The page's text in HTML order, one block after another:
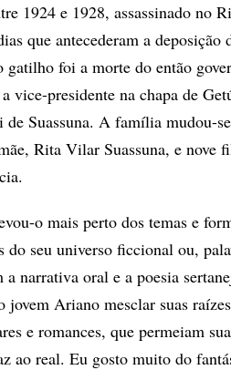
1924 e 1928, assassinado no
que antecederam a
foi a morte do então
vice-presidente na chapa de
Suassuna. A família mudou-
Rita Vilar Suassuna, e nove
o mais perto dos temas e
do seu universo ficcional ou,
narrativa oral e a poesia
Ariano mesclar suas
e romances, que permeiam
ao real. Eu gosto muito do